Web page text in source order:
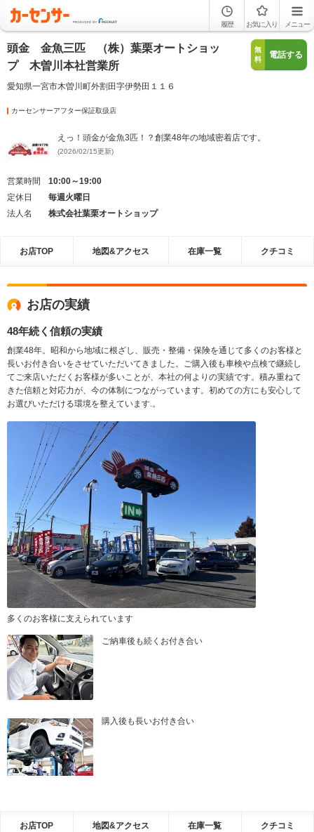
履歴 お気に入り メニュー
頭金 金魚三匹 （株）葉栗オートショッ
プ 木曽川本社営業所
愛知県一宮市木曽川町外割田字伊勢田１１６
無
料
電話する
カーセンサーアフター保証取扱店
えっ！頭金が金魚3匹！？創業48年の地域密着店です。
(2026/02/15更新)
営業時間
10:00～19:00
定休日
毎週火曜日
法人名
株式会社葉栗オートショップ
お店TOP 地図&アクセス 在庫一覧 クチコミ
お店の実績
48年続く信頼の実績
創業48年。昭和から地域に根ざし、販売・整備・保険を通じて多くのお客様と
長いお付き合いをさせていただいてきました。ご購入後も車検や点検で継続し
てご来店いただくお客様が多いことが、本社の何よりの実績です。積み重ねて
きた信頼と対応力が、今の体制につながっています。初めての方にも安心して
お選びいただける環境を整えています.。
多くのお客様に支えられています
ご納車後も続くお付き合い
購入後も長いお付き合い
お店TOP 地図&アクセス 在庫一覧 クチコミ